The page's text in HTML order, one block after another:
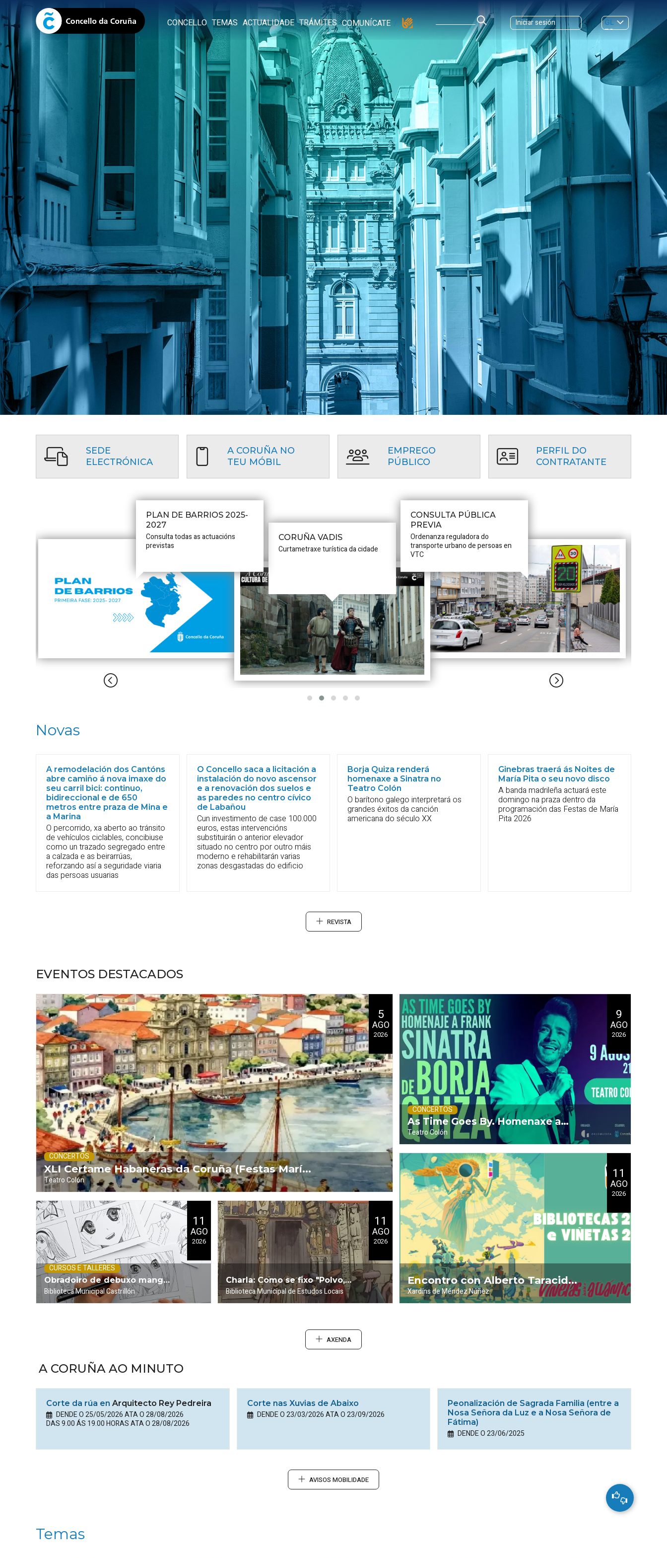
CONCELLO TEMAS ACTUALIDADE TRÁMITES COMUNÍCATE Iniciar sesión
GL
ES|
SEDE
ELECTRÓNICA
A CORUÑA NO
TEU MÓBIL
EMPREGO
PÚBLICO
PERFIL DO
CONTRATANTE
PLAN DE BARRIOS 2025-
2027
Consulta todas as actuacións
previstas
CORUÑA VADIS
Curtametraxe turística da cidade
CONSULTA PÚBLICA
PREVIA
Ordenanza reguladora do
transporte urbano de persoas en
VTC
Novas
A remodelación dos Cantóns
abre camiño á nova imaxe do
seu carril bici: continuo,
bidireccional e de 650
metros entre praza de Mina e
a Marina
O percorrido, xa aberto ao tránsito
de vehículos ciclables, concibiuse
como un trazado segregado entre
a calzada e as beirarrúas,
reforzando así a seguridade viaria
das persoas usuarias
O Concello saca a licitación a
instalación do novo ascensor
e a renovación dos suelos e
as paredes no centro cívico
de Labañou
Cun investimento de case 100.000
euros, estas intervencións
substituirán o anterior elevador
situado no centro por outro máis
moderno e rehabilitarán varias
zonas desgastadas do edificio
Borja Quiza renderá
homenaxe a Sinatra no
Teatro Colón
O barítono galego interpretará os
grandes éxitos da canción
americana do século XX
Ginebras traerá ás Noites de
María Pita o seu novo disco
A banda madrileña actuará este
domingo na praza dentro da
programación das Festas de María
Pita 2026
REVISTA
EVENTOS DESTACADOS
5
AGO
2026
CONCERTOS
XLI Certame Habaneras da Coruña (Festas María
Pita 2026)
Teatro Colón
.
9
AGO
2026
CONCERTOS
As Time Goes By. Homenaxe a
Sinatra de Borja Quiza
Teatro Colón
.
11
AGO
2026
CURSOS E TALLERES
Obradoiro de debuxo manga
Biblioteca Municipal Castrillón
.
11
AGO
2026
Charla: Como se fixo "Polvo,
Biblioteca Municipal de Estudos Locais
.
11
AGO
2026
Encontro con Alberto Taracido
Xardíns de Méndez Núñez
.
AXENDA
A CORUÑA AO MINUTO
Corte da rúa en Arquitecto Rey Pedreira
DENDE O 25/05/2026 ATA O 28/08/2026
DAS 9.00 ÁS 19.00 HORAS ATA O 28/08/2026
Corte nas Xuvias de Abaixo
DENDE O 23/03/2026 ATA O 23/09/2026
Peonalización de Sagrada Familia (entre a
Nosa Señora da Luz e a Nosa Señora de
Fátima)
DENDE O 23/06/2025
AVISOS MOBILIDADE
Temas